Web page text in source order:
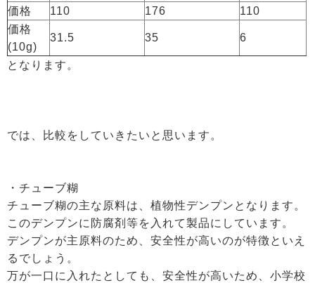
価格
110 176
110
価格
(10g)
31.5 35 6
となります。
では、比較をしていきたいと思います。
・チューブ糊
チューブ糊の主な原料は、植物性デンプンとなります。
このデンプンに防腐剤等を入れて製品にしています。
デンプンが主原料のため、安全性が高いのが特徴といえ
るでしょう。
万が一口に入れたとしても、安全性が高いため、小学校